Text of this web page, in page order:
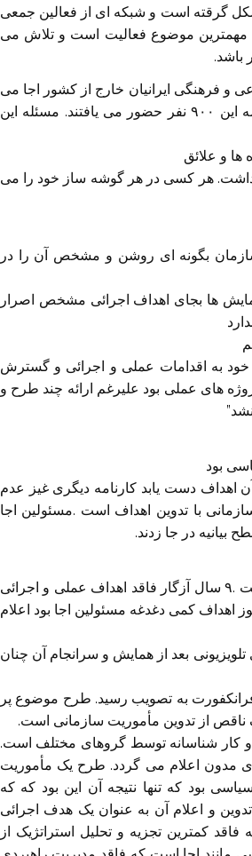
گرقته است و شبکه ای از فعالین جمعی
مهمترین موضوع فعالیت است و تلاش می
باشد.
فرهنگی ایرانیان خارج از کشور اجا می
توانست همه این ۹۰۰ نفر سازماندهی می نمودو اکنون نیزدر همایش پنجم همه این ۹۰۰ نفر حضور می یافتند. مسئله این
ها و علائق
نداشت. هر کسی در هر گوشه ساز خود را می
بگونه ای روشن و مشخص آن را در
ها بجای اهداف اجرائی مشخص اصرار
به اقدامات عملی و اجرائی و گسترش
های عملی بود علیرغم ارائه چند طرح و
بود
اهداف دست یابد کارنامه دیگری غیز عدم
با تدوین اهداف است .مسئولین اجا
در جا زدند.
اجا پشتیبانی و ارتباط با بیش از ۹۰% امضا کننده کان بیانیه را از دست داده است .۹ سال آزگار فاقد اهداف عملی و اجرائی
اهداف کمی دغدغه مسئولین اجا بود اعلام
بعد از همایش و سرانجام آن چنان
به تصویب رسید. طرح موضوع پر
ناقص از تدوین مأموریت سازمانی است.
و کار شناسانه توسط گروهای مختلف است.
مدون اعلام می گردد. طرح یک مأموریت
بود که تنها نتیجه آن این بود که که
و اعلام آن به عنوان یک هدف اجرائی
کمترین تجزیه و تحلیل استراتژیک از